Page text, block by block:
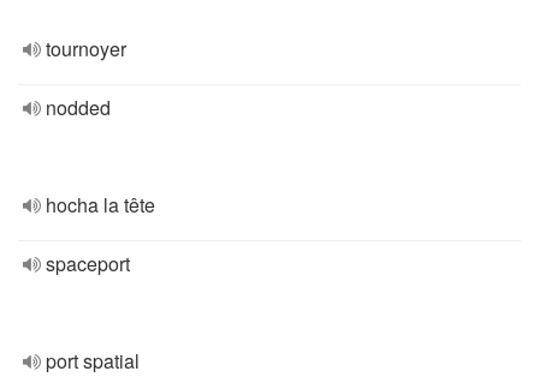
tournoyer
nodded
hocha la tête
spaceport
port spatial